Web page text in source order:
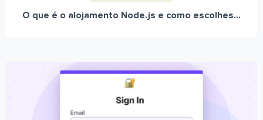
O que é o alojamento Node.js e como escolhes...